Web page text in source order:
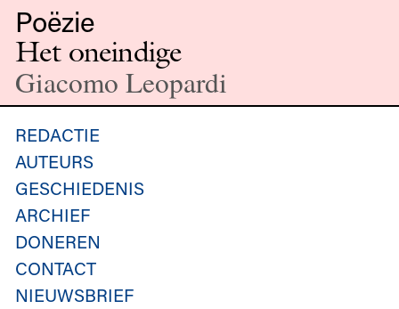
Poëzie
Het oneindige
Giacomo Leopardi
REDACTIE
AUTEURS
GESCHIEDENIS
ARCHIEF
DONEREN
CONTACT
NIEUWSBRIEF